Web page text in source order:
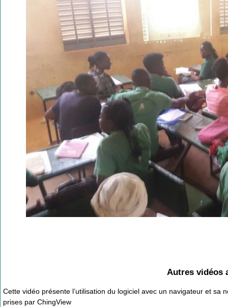
Autres vidéos
Cette vidéo présente l’utilisation du logiciel avec un navigateur et
prises par ChingView